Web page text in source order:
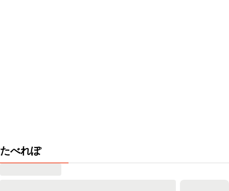
たべれぽ